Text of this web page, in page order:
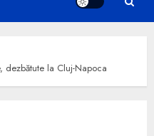
dezbătute la Cluj-Napoca